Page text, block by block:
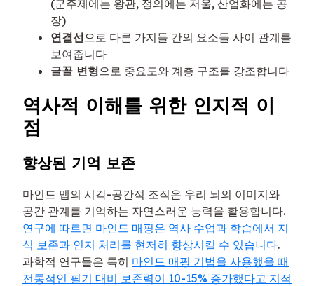
(군주제에는 왕관, 정의에는 저울, 산업화에는 공
장)
연결선으로 다른 가지들 간의 요소들 사이 관계를
보여줍니다
글꼴 변형으로 중요도와 계층 구조를 강조합니다
역사적 이해를 위한 인지적 이
점
향상된 기억 보존
마인드 맵의 시각-공간적 조직은 우리 뇌의 이미지와
공간 관계를 기억하는 자연스러운 능력을 활용합니다.
연구에 따르면 마인드 매핑은 역사 수업과 학습에서 지
식 보존과 인지 처리를 현저히 향상시킬 수 있습니다.
과학적 연구들은 특히 마인드 매핑 기법을 사용했을 때
전통적인 필기 대비 보존력이 10-15% 증가했다고 지적